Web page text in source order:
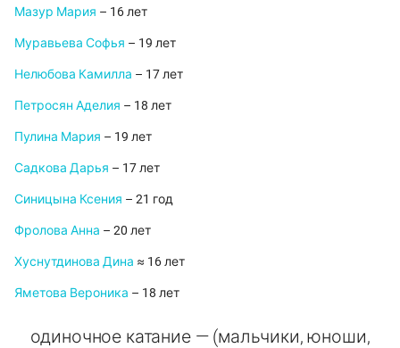
Мазур Мария – 16 лет
Муравьева Софья – 19 лет
Нелюбова Камилла – 17 лет
Петросян Аделия – 18 лет
Пулина Мария – 19 лет
Садкова Дарья – 17 лет
Синицына Ксения – 21 год
Фролова Анна – 20 лет
Хуснутдинова Дина ≈ 16 лет
Яметова Вероника – 18 лет
одиночное катание — (мальчики, юноши,